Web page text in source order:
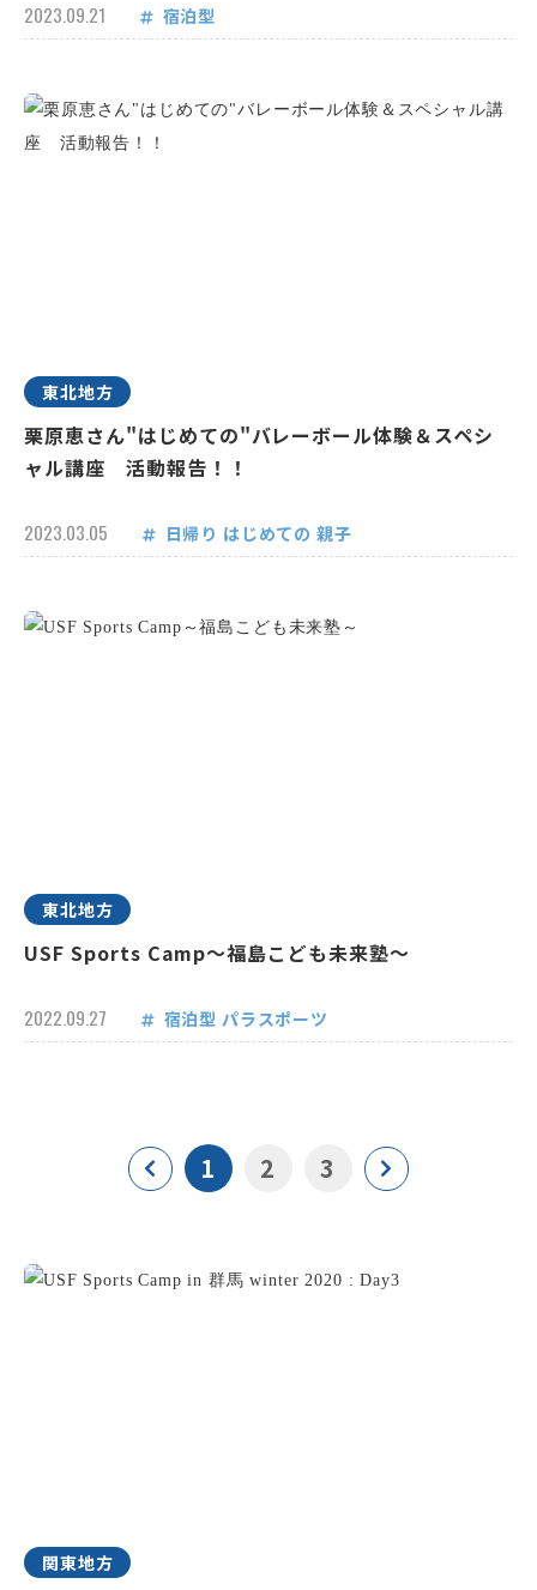
2023.09.21 宿泊型
東北地方
栗原恵さん"はじめての"バレーボール体験＆スペシ
ャル講座 活動報告！！
2023.03.05 日帰り はじめての 親子
東北地方
USF Sports Camp～福島こども未来塾～
2022.09.27 宿泊型 パラスポーツ
1 2 3
関東地方